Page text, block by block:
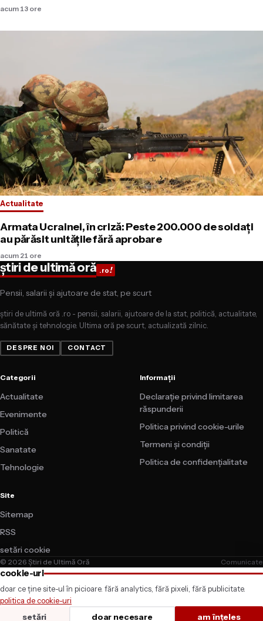
acum 13 ore
Actualitate
Armata Ucrainei, în criză: Peste 200.000 de soldați
au părăsit unitățile fără aprobare
acum 21 ore
știri de ultimă oră .ro!
Pensii, salarii și ajutoare de stat, pe scurt
știri de ultimă oră .ro - pensii, salarii, ajutoare de la stat, politică, actualitate,
sănătate și tehnologie. Ultima oră pe scurt, actualizată zilnic.
DESPRE NOI CONTACT
Categorii
Actualitate
Evenimente
Politică
Sanatate
Tehnologie
Informații
Declarație privind limitarea
răspunderii
Politica privind cookie-urile
Termeni și condiții
Politica de confidențialitate
Site
Sitemap
RSS
setări cookie
© 2026 Știri de Ultimă Oră Comunicate
cookie-uri
doar ce ține site-ul în picioare. fără analytics, fără pixeli, fără publicitate.
politica de cookie-uri
setări doar necesare am înțeles